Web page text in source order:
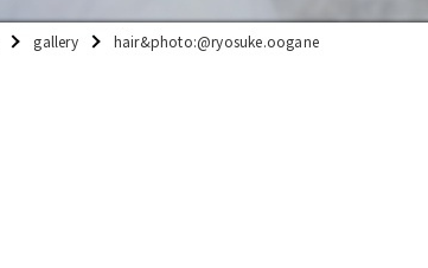
gallery hair&photo:@ryosuke.oogane